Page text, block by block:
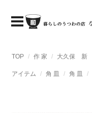
TOP 作 家 大久保 新
アイテム 角 皿 角 皿